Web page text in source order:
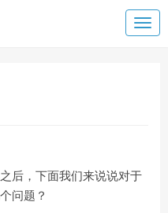
后，下面我们来说说对于
问题？